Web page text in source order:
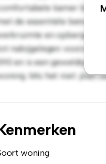
kamer biedt
de essentiële
en
nabijgelegen
en is een geweldige
Mis het niet: plan
woning